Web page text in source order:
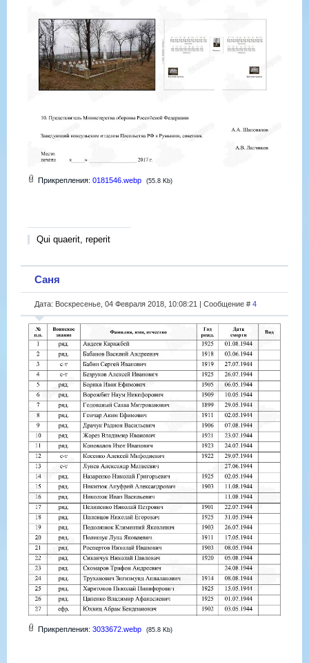
Прикрепления: 0181546.webp (55.8 Kb)
Qui quaerit, reperit
Саня
Дата: Воскресенье, 04 Февраля 2018, 10:08:21 | Сообщение # 4
Прикрепления: 3033672.webp (85.8 Kb)